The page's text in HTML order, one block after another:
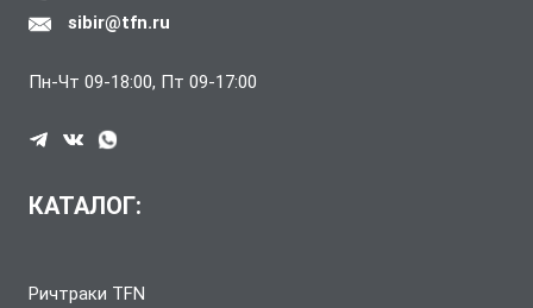
sibir@tfn.ru
Пн-Чт 09-18:00, Пт 09-17:00
КАТАЛОГ:
Ричтраки TFN